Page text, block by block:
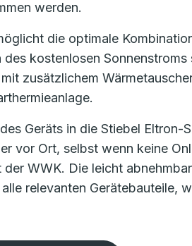
werden.
die optimale
kostenlosen Sonnenstroms
zusätzlichem
Geräts in die Stiebel
vor Ort, selbst wenn keine
WWK. Die leicht
relevanten Gerätebauteile,